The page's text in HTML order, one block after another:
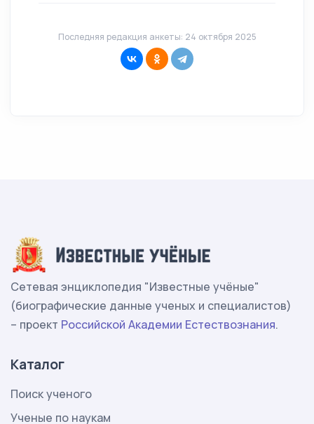
Последняя редакция анкеты: 24 октября 2025
Сетевая энциклопедия "Известные учёные"
(биографические данные ученых и специалистов)
– проект Российской Академии Естествознания.
Каталог
Поиск ученого
Ученые по наукам